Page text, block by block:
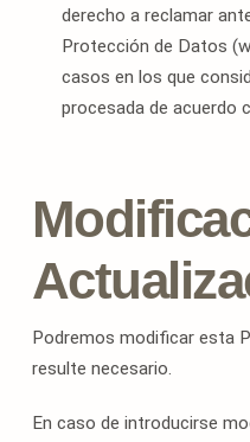
derecho a reclamar
Protección de Datos
casos en los que
procesada de acuerdo
Podremos modificar esta
resulte necesario.
En caso de introducirse